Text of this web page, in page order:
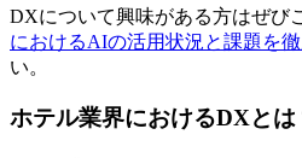
DXについて興味がある方はぜび
におけるAIの活用状況と課題を徹
い。
ホテル業界におけるDXとは